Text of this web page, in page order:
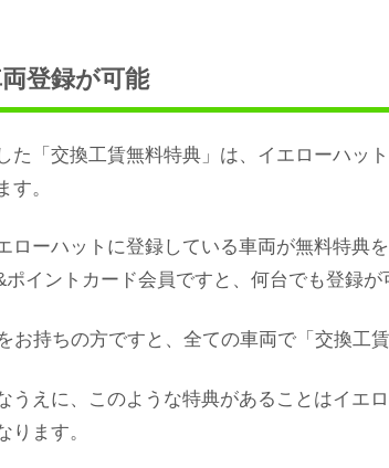
登録が可能
た「交換工賃無料特典」は、イエローハッ
す。
ローハットに登録している車両が無料特典
ポイントカード会員ですと、何台でも登録が
お持ちの方ですと、全ての車両で「交換工
うえに、このような特典があることはイエ
ります。